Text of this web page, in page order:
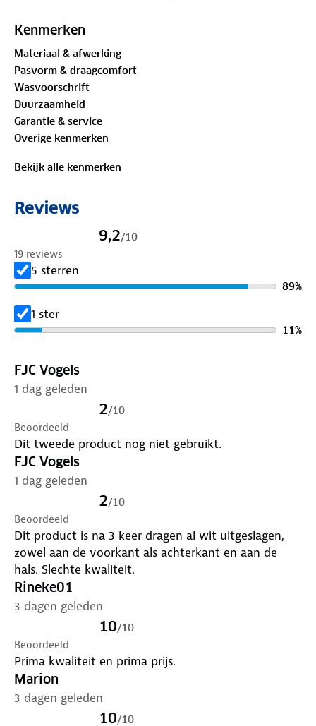
Organic Textile Standard, een wereldwijd erkende
open, geniet ervan!
Materiaal
100%biologisch katoen
Is je kleding aan vervanging toe? Lever het in bij
onze winkels. Wij geven er een nieuwe bestemming
Kenmerken
Materiaal & afwerking
Pasvorm & draagcomfort
Wasvoorschrift
Duurzaamheid
Garantie & service
Overige kenmerken
Bekijk alle kenmerken
Reviews
9,2/10
19 reviews
5 sterren
89%
1 ster
11%
FJC Vogels
1 dag geleden
2/10
Beoordeeld
Dit tweede product nog niet gebruikt.
FJC Vogels
1 dag geleden
2/10
Beoordeeld
Dit product is na 3 keer dragen al wit uitgeslagen,
zowel aan de voorkant als achterkant en aan de
hals. Slechte kwaliteit.
Rineke01
3 dagen geleden
10/10
Beoordeeld
Prima kwaliteit en prima prijs.
Marion
3 dagen geleden
10/10